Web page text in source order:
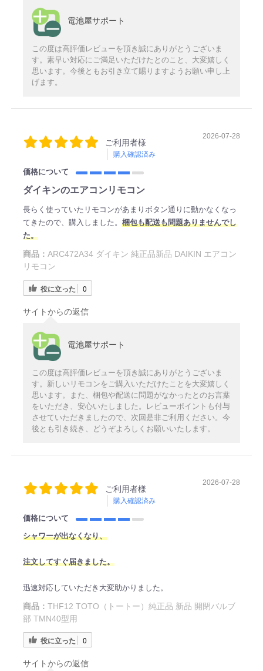
電池屋サポート
この度は高評価レビューを頂き誠にありがとうございま
す。素早い対応にご満足いただけたとのこと、大変嬉しく
思います。今後ともお引き立て賜りますようお願い申し上
げます。
ご利用者様
購入確認済み
2026-07-28
価格について
ダイキンのエアコンリモコン
長らく使っていたリモコンがあまりボタン通りに動かなくなっ
てきたので、購入しました。 梱包も配送も問題ありませんでし
た。
商品： ARC472A34 ダイキン 純正品新品 DAIKIN エアコン
リモコン
役に立った 0
サイトからの返信
電池屋サポート
この度は高評価レビューを頂き誠にありがとうございま
す。新しいリモコンをご購入いただけたことを大変嬉しく
思います。また、梱包や配送に問題がなかったとのお言葉
をいただき、安心いたしました。レビューポイントも付与
させていただきましたので、次回是非ご利用ください。今
後とも引き続き、どうぞよろしくお願いいたします。
ご利用者様
購入確認済み
2026-07-28
価格について
シャワーが出なくなり、
注文してすぐ届きました。
迅速対応していただき大変助かりました。
商品： THF12 TOTO（トートー）純正品 新品 開閉バルブ
部 TMN40型用
役に立った 0
サイトからの返信